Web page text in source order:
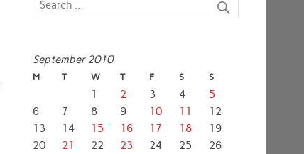
September 2010
M T W T F S S
1 2 3 4
5
6
7 8 9 10 11
12
13
14 15 16 17 18
19
20
21 22 23 24 25
26